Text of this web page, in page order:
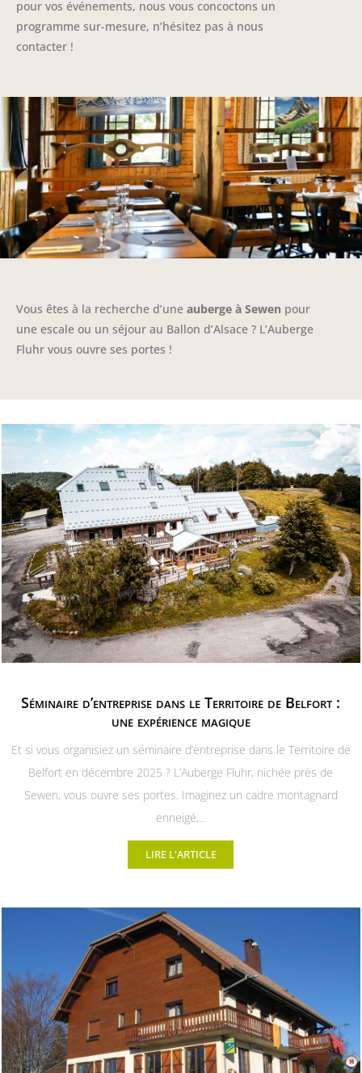
pour vos événements, nous vous concoctons un
programme sur-mesure, n’hésitez pas à nous
contacter !
Vous êtes à la recherche d’une auberge à Sewen pour
une escale ou un séjour au Ballon d’Alsace ? L’Auberge
Fluhr vous ouvre ses portes !
Séminaire d’entreprise dans le Territoire de Belfort :
une expérience magique
Et si vous organisiez un séminaire d’entreprise dans le Territoire de
Belfort en décembre 2025 ? L’Auberge Fluhr, nichée près de
Sewen, vous ouvre ses portes. Imaginez un cadre montagnard
enneigé,...
LIRE L'ARTICLE